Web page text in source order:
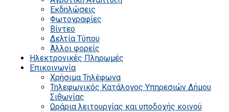
Εκδηλώσεις
Φωτογραφίες
Βίντεο
Δελτία Τύπου
Άλλοι φορείς
Ηλεκτρονικές Πληρωμές
Επικοινωνία
Χρήσιμα Τηλέφωνα
Τηλεφωνικός Κατάλογος Υπηρεσιών Δήμου
Σιθωνίας
Ωράρια λειτουργίας και υποδοχής κοινού